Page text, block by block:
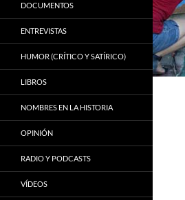
DOCUMENTOS
ENTREVISTAS
HUMOR (CRÍTICO Y SATÍRICO)
LIBROS
NOMBRES EN LA HISTORIA
OPINIÓN
RADIO Y PODCASTS
VÍDEOS